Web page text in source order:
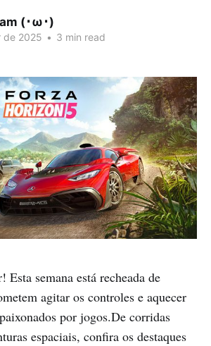
(･ω･)
de 2025 • 3 min read
Esta semana está recheada de
agitar os controles e aquecer
por jogos.De corridas
espaciais, confira os destaques